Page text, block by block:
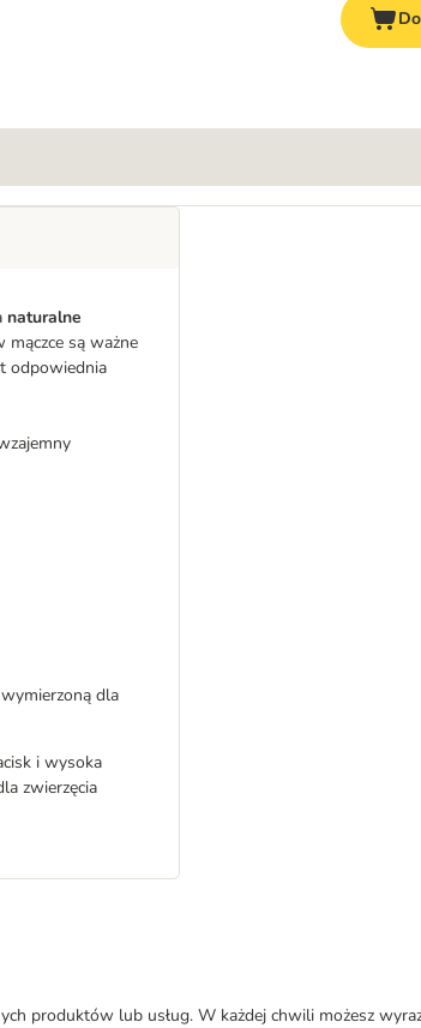
naturalne
mączce są ważne
odpowiednia
dla
i wysoka
zwierzęcia
produktów lub usług. W każdej chwili możesz